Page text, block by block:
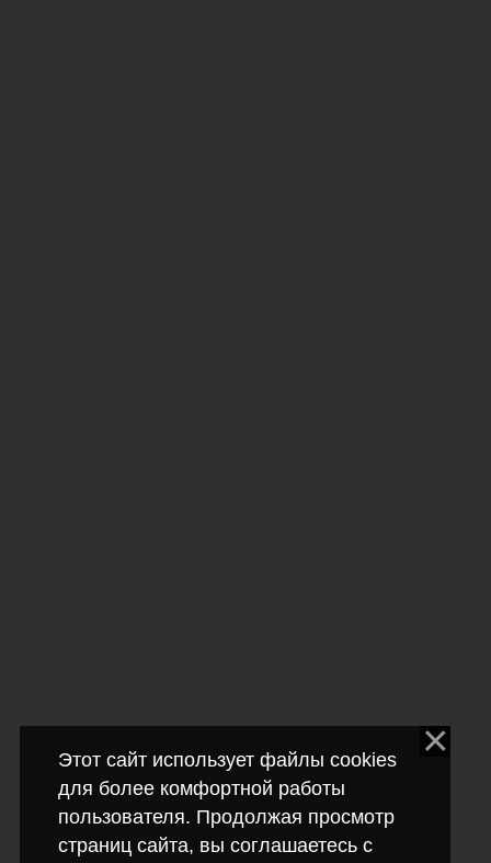
Этот сайт использует файлы cookies
для более комфортной работы
пользователя. Продолжая просмотр
страниц сайта, вы соглашаетесь с